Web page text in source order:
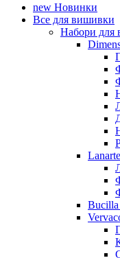
new Новинки
Все для вишивки
Набори для